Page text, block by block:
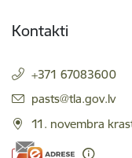
Kontakti
+371 67083600
E-pasts:
pasts@tla.gov.lv
11. novembra